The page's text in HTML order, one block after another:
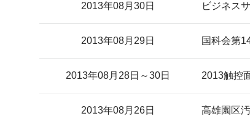
2013年08月30日 ビジネス
2013年08月29日 国科会第
2013年08月28日～30日 2013触控
2013年08月26日 高雄園区